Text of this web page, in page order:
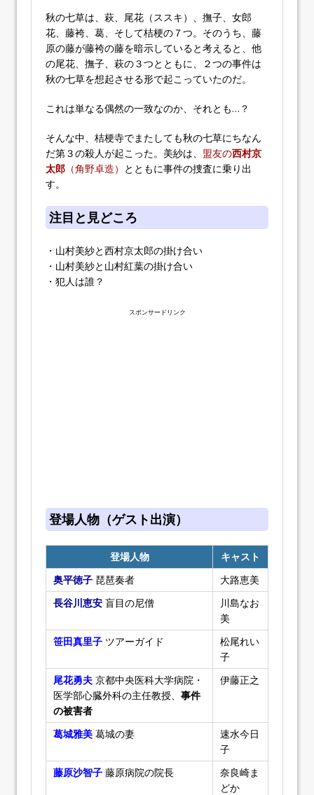
秋の七草は、萩、尾花（ススキ）、撫子、女郎
花、藤袴、葛、そして桔梗の７つ。そのうち、藤
原の藤が藤袴の藤を暗示していると考えると、他
の尾花、撫子、萩の３つとともに、２つの事件は
秋の七草を想起させる形で起こっていたのだ。
これは単なる偶然の一致なのか、それとも…？
そんな中、桔梗寺でまたしても秋の七草にちなん
だ第３の殺人が起こった。美紗は、 盟友の西村京
太郎 （角野卓造） とともに事件の捜査に乗り出
す。
注目と見どころ
・山村美紗と西村京太郎の掛け合い
・山村美紗と山村紅葉の掛け合い
・犯人は誰？
スポンサードリンク
登場人物（ゲスト出演）
登場人物
キャスト
奥平徳子 琵琶奏者
大路恵美
長谷川恵安 盲目の尼僧
川島なお
美
笹田真里子 ツアーガイド
松尾れい
子
尾花勇夫 京都中央医科大学病院・
医学部心臓外科の主任教授、 事件
の被害者
伊藤正之
葛城雅美 葛城の妻
速水今日
子
藤原沙智子 藤原病院の院長
奈良崎ま
どか